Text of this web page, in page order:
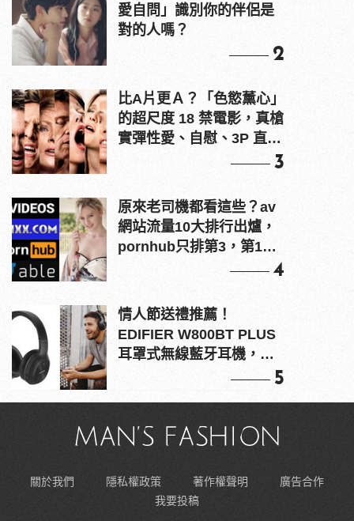
愛自問」識別你的伴侶是
對的人嗎？
2
比A片更Ａ？「色慾薰心」
的超尺度 18 禁電影，真槍
實彈性愛、自慰、3P 直接
3
原來老司機都看這些？av
網站流量10大排行出爐，
pornhub只排第3，第1名
4
情人節送禮推薦！
EDIFIER W800BT PLUS
耳罩式無線藍牙耳機，在
5
關於我們 隱私權政策 著作權聲明
廣告合作
我要投稿